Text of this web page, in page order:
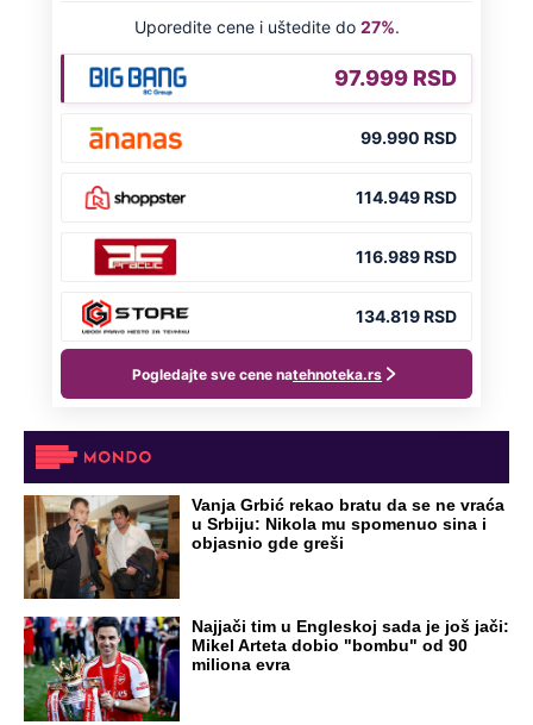
godine: Organizujte sebi mini odmor od
čak četiri slobodna dana
OD NAVODNOG HEROJA DO BRUTALNOG UBICE
GENERAL IVAN STRELJAO SRBE, A
HRVATI GA SLAVILI KAO HEROJA KNINA:
Par godina kasnije išao od kuće do kuće i
UBIJAO!